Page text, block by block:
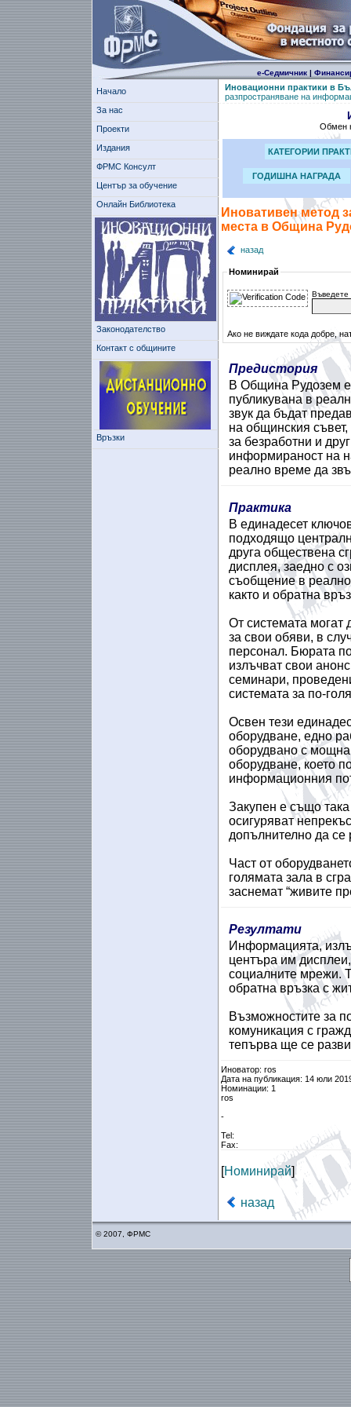
е-Седмичник|
Начало
За нас
Проекти
Издания
ФРМС Консулт
Център за обучение
Онлайн Библиотека
Законодателство
Контакт с общините
Връзки
Иновационни практики в
разпространяване на
Обмен
КАТЕГОРИИ
ГОДИШНА НАГРАДА
Иновативен метод
места в Община
назад
Номинирай
Въведете
Ако не виждате кода добре,
Предистория
В Община Рудозем е
публикувана в
звук да бъдат
на общинския
за безработни и
информираност на
реално време да
Практика
В единадесет
подходящо
друга обществена
дисплея, заедно с
съобщение в
както и обратна
От системата могат
за свои обяви, в
персонал. Бюрата
излъчват свои
семинари,
системата за по-
Освен тези
оборудване, едно
оборудвано с
оборудване, което
информационния
Закупен е също
осигуряват
допълнително да се
Част от
голямата зала в
заснемат “живите
Резултати
Информацията,
центъра им
социалните мрежи.
обратна връзка с
Възможностите за
комуникация с
тепърва ще се
Иноватор: ros
Дата на публикация: 14 юли
Номинации: 1
ros
-
Tel:
Fax:
[Номинирай]
назад
© 2007, ФРМС